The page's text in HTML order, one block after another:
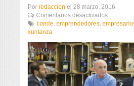
Por redaccion el 28 marzo, 2016
Comentarios desactivadosen
Francisco
en
Verín
o
xuvenil
conde, emprendedores,
xuntanza